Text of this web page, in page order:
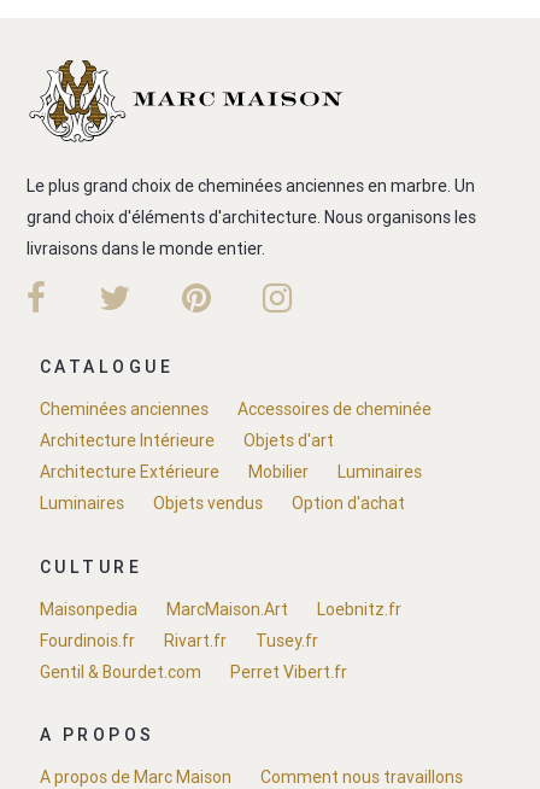
Le plus grand choix de cheminées anciennes en marbre. Un
grand choix d'éléments d'architecture. Nous organisons les
livraisons dans le monde entier.
CATALOGUE
Cheminées anciennes
Accessoires de cheminée
Architecture Intérieure
Objets d'art
Architecture Extérieure
Mobilier
Luminaires
Luminaires
Objets vendus Option d'achat
CULTURE
Maisonpedia
MarcMaison.Art
Loebnitz.fr
Fourdinois.fr
Rivart.fr
Tusey.fr
Gentil & Bourdet.com
Perret Vibert.fr
A PROPOS
A propos de Marc Maison
Comment nous travaillons